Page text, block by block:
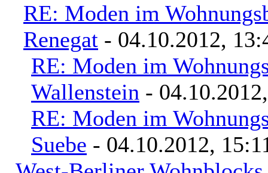
RE: Moden im
Renegat - 04.10.2012,
RE: Moden im
Wallenstein -
RE: Moden im
Suebe - 04.10.2012,